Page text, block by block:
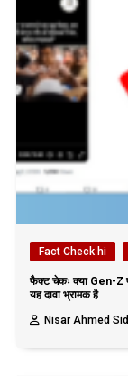
Fact Check hi
फैक्ट चेकः क्या Gen-Z
यह दावा भ्रामक है
Nisar Ahmed